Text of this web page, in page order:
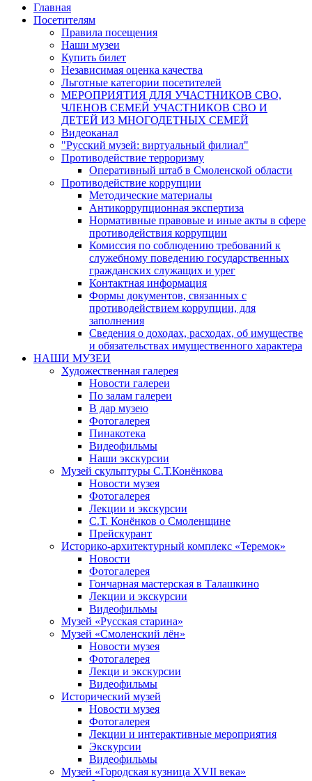
Главная
Посетителям
Правила посещения
Наши музеи
Купить билет
Независимая оценка качества
Льготные категории посетителей
МЕРОПРИЯТИЯ ДЛЯ УЧАСТНИКОВ СВО,
ЧЛЕНОВ СЕМЕЙ УЧАСТНИКОВ СВО И
ДЕТЕЙ ИЗ МНОГОДЕТНЫХ СЕМЕЙ
Видеоканал
"Русский музей: виртуальный филиал"
Противодействие терроризму
Оперативный штаб в Смоленской области
Противодействие коррупции
Методические материалы
Антикоррупционная экспертиза
Нормативные правовые и иные акты в сфере
противодействия коррупции
Комиссия по соблюдению требований к
служебному поведению государственных
гражданских служащих и урег
Контактная информация
Формы документов, связанных с
противодействием коррупции, для
заполнения
Сведения о доходах, расходах, об имуществе
и обязательствах имущественного характера
НАШИ МУЗЕИ
Художественная галерея
Новости галереи
По залам галереи
В дар музею
Фотогалерея
Пинакотека
Видеофильмы
Наши экскурсии
Музей скульптуры С.Т.Конёнкова
Новости музея
Фотогалерея
Лекции и экскурсии
С.Т. Конёнков о Смоленщине
Прейскурант
Историко-архитектурный комплекс «Теремок»
Новости
Фотогалерея
Гончарная мастерская в Талашкино
Лекции и экскурсии
Видеофильмы
Музей «Русская старина»
Музей «Смоленский лён»
Новости музея
Фотогалерея
Лекци и экскурсии
Видеофильмы
Исторический музей
Новости музея
Фотогалерея
Лекции и интерактивные мероприятия
Экскурсии
Видеофильмы
Музей «Городская кузница XVII века»